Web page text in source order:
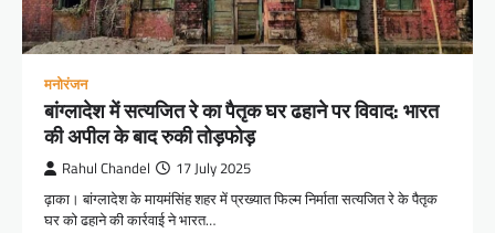
मनोरंजन
बांग्लादेश में सत्यजित रे का पैतृक घर ढहाने पर विवाद: भारत
की अपील के बाद रुकी तोड़फोड़
Rahul Chandel 17 July 2025
ढ़ाका। बांग्लादेश के मायमंसिंह शहर में प्रख्यात फिल्म निर्माता सत्यजित रे के पैतृक
घर को ढहाने की कार्रवाई ने भारत…